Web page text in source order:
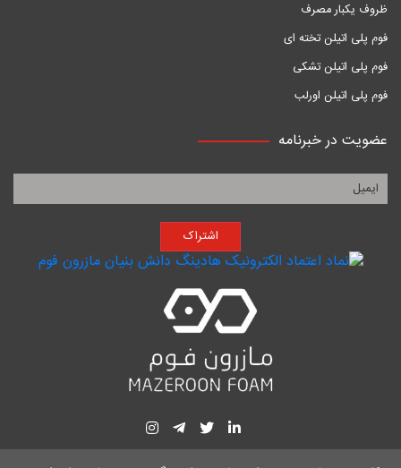
ظروف یکبار مصرف
فوم پلی اتیلن تخته ای
فوم پلی اتیلن تشکی
فوم پلی اتیلن اورلب
عضویت در خبرنامه
اشتراک